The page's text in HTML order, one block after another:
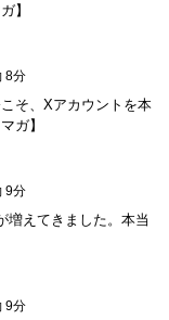
】
8分
そ、Xアカウントを本
ガ】
9分
増えてきました。本当
9分